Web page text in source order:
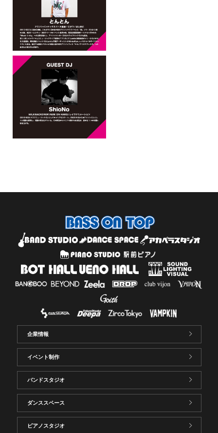
企業情報
イベント制作
バンドスタジオ
ダンススペース
ピアノスタジオ